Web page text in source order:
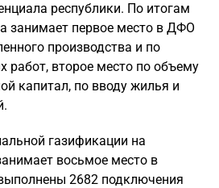
республики. По итогам
занимает первое место в ДФО
производства и по
работ, второе место по объему
капитал, по вводу жилья и
газификации на
восьмое место в
2682 подключения